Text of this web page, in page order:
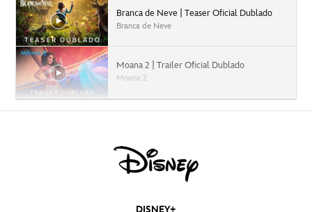
Branca de Neve | Teaser Oficial Dublado
Branca de Neve
Moana 2 | Trailer Oficial Dublado
Moana 2
Capitão América: Admirável Mundo Novo |
Agatha Desde Sempre | Teaser Trailer
Dublado | Disney+